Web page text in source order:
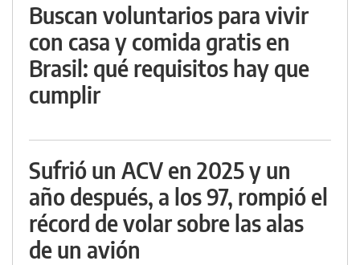
Buscan voluntarios para vivir
con casa y comida gratis en
Brasil: qué requisitos hay que
cumplir
Sufrió un ACV en 2025 y un
año después, a los 97, rompió el
récord de volar sobre las alas
de un avión